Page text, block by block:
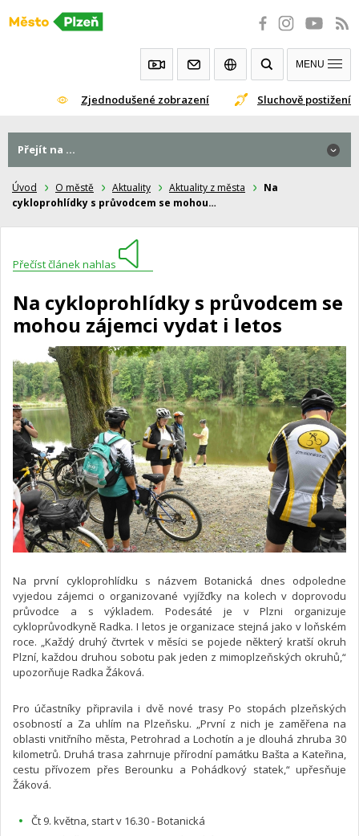
Přeskočit
Zjednodušené zobrazení Sluchově postižení
MENU
Úvod O městě Aktuality Aktuality z města
Na
cykloprohlídky s průvodcem se mohou…
Přečíst článek nahlas
Na cykloprohlídky s průvodcem se
mohou zájemci vydat i letos
Na první cykloprohlídku s názvem Botanická dnes odpoledne
vyjedou zájemci o organizované vyjížďky na kolech v doprovodu
průvodce a s výkladem. Podesáté je v Plzni organizuje
cykloprůvodkyně Radka. I letos je organizace stejná jako v loňském
roce. „Každý druhý čtvrtek v měsíci se pojede některý kratší okruh
Plzní, každou druhou sobotu pak jeden z mimoplzeňských okruhů,“
upozorňuje Radka Žáková.
Pro účastníky připravila i dvě nové trasy Po stopách plzeňských
osobností a Za uhlím na Plzeňsku. „První z nich je zaměřena na
oblasti vnitřního města, Petrohrad a Lochotín a je dlouhá zhruba 30
kilometrů. Druhá trasa zahrnuje přírodní památku Bašta a Kateřina,
cestu přívozem přes Berounku a Pohádkový statek,“ upřesňuje
Žáková.
Čt 9. května, start v 16.30 - Botanická
Přejít na ...